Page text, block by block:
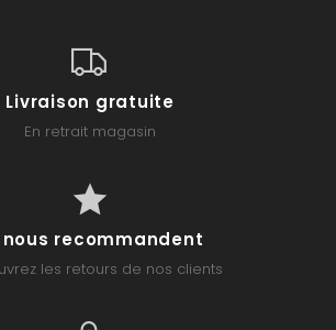
Livraison gratuite
En retrait magasin
nous recommandent
les retours de nos clients